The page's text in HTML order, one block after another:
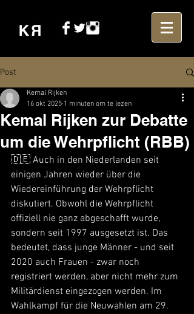
Post
Kemal Rijken zur Debatte
um die Wehrpflicht (RBB)
Kemal Rijken
16 okt 2025 1 minuten om te lezen
🇩🇪 Auch in den Niederlanden seit
einigen Jahren wieder über die
Wiedereinführung der Wehrpflicht
diskutiert. Obwohl die Wehrpflicht
offiziell nie ganz abgeschafft wurde,
sondern seit 1997 ausgesetzt ist. Das
bedeutet, dass junge Männer - und seit
2020 auch Frauen - zwar noch
registriert werden, aber nicht mehr zum
Militärdienst eingezogen werden. Im
Wahlkampf für die Neuwahlen am 29.